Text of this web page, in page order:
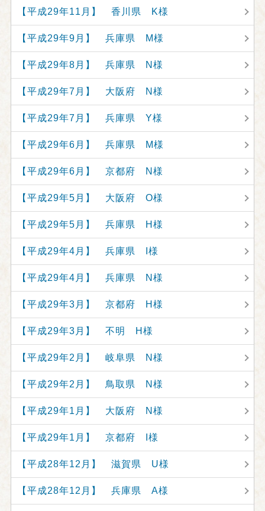
【平成29年11月】 香川県 K様
【平成29年9月】 兵庫県 M様
【平成29年8月】 兵庫県 N様
【平成29年7月】 大阪府 N様
【平成29年7月】 兵庫県 Y様
【平成29年6月】 兵庫県 M様
【平成29年6月】 京都府 N様
【平成29年5月】 大阪府 O様
【平成29年5月】 兵庫県 H様
【平成29年4月】 兵庫県 I様
【平成29年4月】 兵庫県 N様
【平成29年3月】 京都府 H様
【平成29年3月】 不明 H様
【平成29年2月】 岐阜県 N様
【平成29年2月】 鳥取県 N様
【平成29年1月】 大阪府 N様
【平成29年1月】 京都府 I様
【平成28年12月】 滋賀県 U様
【平成28年12月】 兵庫県 A様